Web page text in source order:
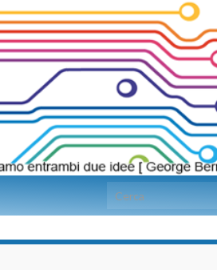
Search for: